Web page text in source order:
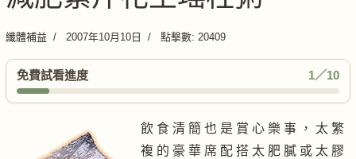
纖體補益 2007年10月10日 點擊數: 20409
免費試看進度 1／10
飲 食 清 簡 也 是 賞 心 樂 事 ， 太 繁
複 的 豪 華 席 配 搭 太 肥 膩 或 太 膠